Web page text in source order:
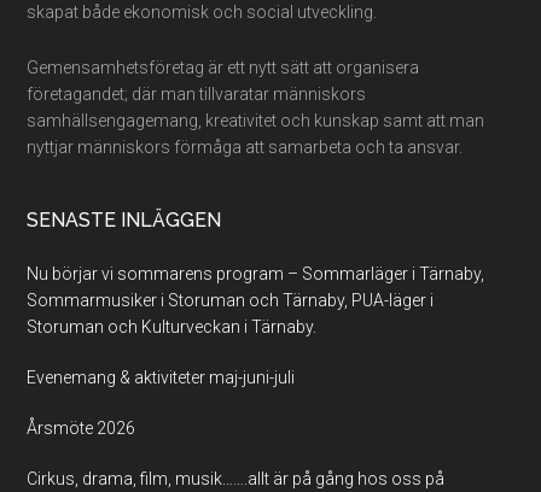
skapat både ekonomisk och social utveckling.
Gemensamhetsföretag är ett nytt sätt att organisera
företagandet; där man tillvaratar människors
samhällsengagemang, kreativitet och kunskap samt att man
nyttjar människors förmåga att samarbeta och ta ansvar.
SENASTE INLÄGGEN
Nu börjar vi sommarens program – Sommarläger i Tärnaby,
Sommarmusiker i Storuman och Tärnaby, PUA-läger i
Storuman och Kulturveckan i Tärnaby.
Evenemang & aktiviteter maj-juni-juli
Årsmöte 2026
Cirkus, drama, film, musik…….allt är på gång hos oss på